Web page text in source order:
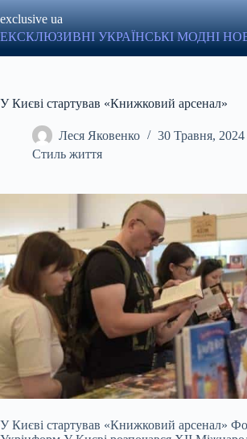
до
вмісту
exclusive ua
ЕКСКЛЮЗИВНІ УКРАЇНСЬКІ МОДНІ
У Києві стартував «Книжковий арсенал»
Леся Яковенко
30 Травня, 2024
Стиль життя
У Києві стартував «Книжковий арсенал»